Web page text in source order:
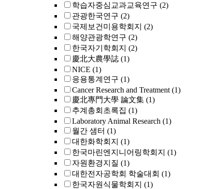
학습자중심교과교육연구 (2)
관광한국연구 (2)
국제보건미용학회지 (2)
해양관광학연구 (2)
한국자기학회지 (2)
慶北大農學誌 (1)
NICE (1)
응용통계연구 (1)
Cancer Research and Treatment (1)
慶北專門大學 論文集 (1)
추계총회초록집 (1)
Laboratory Animal Research (1)
월간 샘터 (1)
대한화학회지 (1)
한국마린엔지니어링학회지 (1)
자원환경지질 (1)
대한전자공학회 학술대회 (1)
한국자원식물학회지 (1)